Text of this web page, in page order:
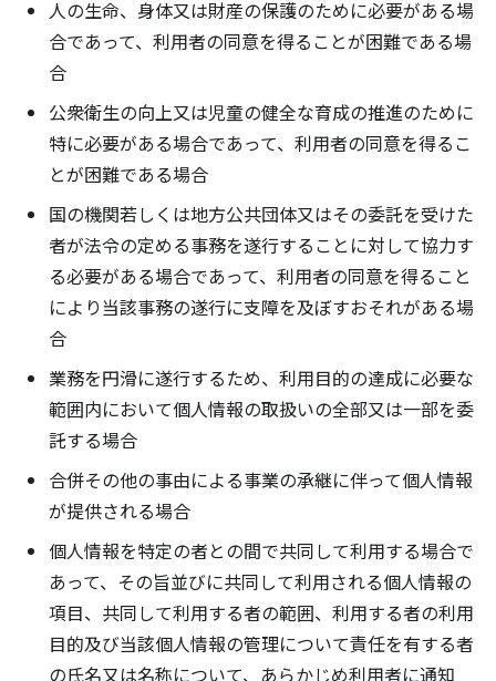
人の生命、身体又は財産の保護のために必要がある場
合であって、利用者の同意を得ることが困難である場
合
公衆衛生の向上又は児童の健全な育成の推進のために
特に必要がある場合であって、利用者の同意を得るこ
とが困難である場合
国の機関若しくは地方公共団体又はその委託を受けた
者が法令の定める事務を遂行することに対して協力す
る必要がある場合であって、利用者の同意を得ること
により当該事務の遂行に支障を及ぼすおそれがある場
合
業務を円滑に遂行するため、利用目的の達成に必要な
範囲内において個人情報の取扱いの全部又は一部を委
託する場合
合併その他の事由による事業の承継に伴って個人情報
が提供される場合
個人情報を特定の者との間で共同して利用する場合で
あって、その旨並びに共同して利用される個人情報の
項目、共同して利用する者の範囲、利用する者の利用
目的及び当該個人情報の管理について責任を有する者
の氏名又は名称について、あらかじめ利用者に通知